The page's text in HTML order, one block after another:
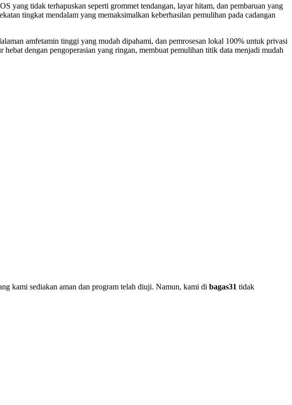
yang tidak terhapuskan seperti grommet tendangan, layar hitam, dan pembaruan yang
tingkat mendalam yang memaksimalkan keberhasilan pemulihan pada cadangan
amfetamin tinggi yang mudah dipahami, dan pemrosesan lokal 100% untuk privasi
dengan pengoperasian yang ringan, membuat pemulihan titik data menjadi mudah
kami sediakan aman dan program telah diuji. Namun, kami di bagas31 tidak